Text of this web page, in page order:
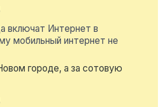
включат Интернет в
мобильный интернет не
городе, а за сотовую